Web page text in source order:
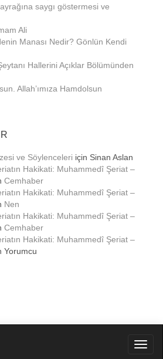
saygı göstermesi ve
Ali
Manası Nedir? Gönlün Kendi
Hallerini Açıklar Bölümünden
Allah’ımıza Hamdolsun
ve Söylenceleri için Sinan Aslan
Hakikati: Muhammedî Şeriat –
Cemhaber
Hakikati: Muhammedî Şeriat –
Nen
Hakikati: Muhammedî Şeriat –
Cemhaber
Hakikati: Muhammedî Şeriat –
Yorumcu